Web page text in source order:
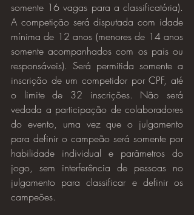
somente 16 vagas para a classificatória).
A competição será disputada com idade
mínima de 12 anos (menores de 14 anos
somente acompanhados com os pais ou
responsáveis). Será permitida somente a
inscrição de um competidor por CPF, até
o limite de 32 inscrições. Não será
vedada a participação de colaboradores
do evento, uma vez que o julgamento
para definir o campeão será somente por
habilidade individual e parâmetros do
jogo, sem interferência de pessoas no
julgamento para classificar e definir os
campeões.